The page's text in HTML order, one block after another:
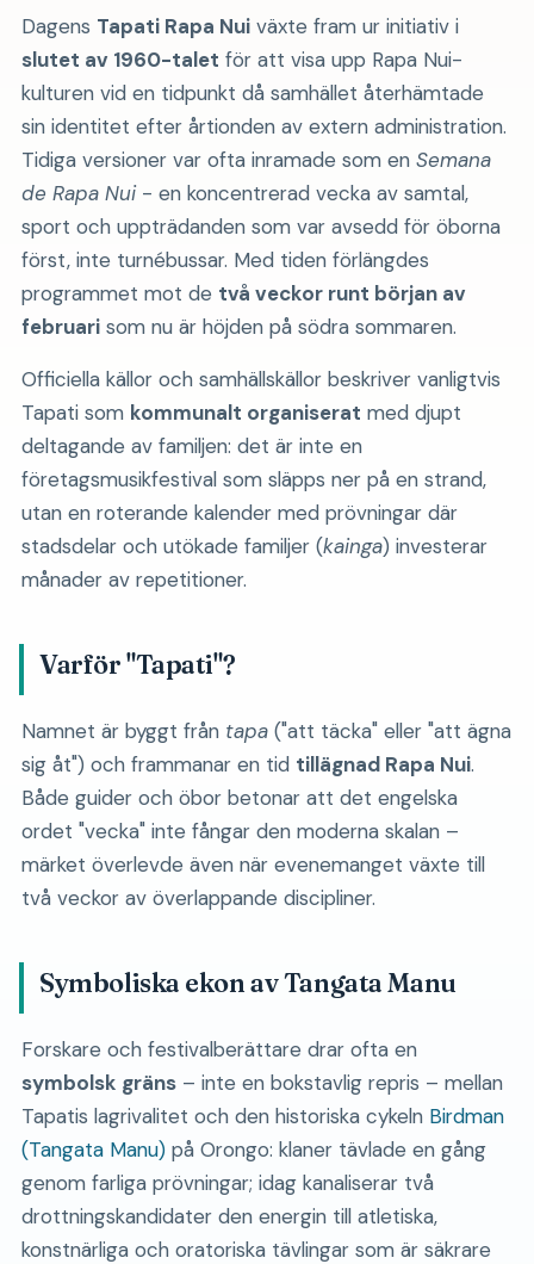
Dagens Tapati Rapa Nuiväxte fram ur initiativ i
slutet av 1960-talet för att visa upp Rapa Nui-
kulturen vid en tidpunkt då samhället återhämtade
sin identitet efter årtionden av extern administration.
Tidiga versioner var ofta inramade som en Semana
de Rapa Nui- en koncentrerad vecka av samtal,
sport och uppträdanden som var avsedd för öborna
först, inte turnébussar. Med tiden förlängdes
programmet mot de två veckor runt början av
februarisom nu är höjden på södra sommaren.
Officiella källor och samhällskällor beskriver vanligtvis
Tapati som kommunalt organiserat med djupt
deltagande av familjen: det är inte en
företagsmusikfestival som släpps ner på en strand,
utan en roterande kalender med prövningar där
stadsdelar och utökade familjer (kainga) investerar
månader av repetitioner.
Varför "Tapati"?
Namnet är byggt från tapa("att täcka" eller "att ägna
sig åt") och frammanar en tid tillägnad Rapa Nui.
Både guider och öbor betonar att det engelska
ordet "vecka" inte fångar den moderna skalan –
märket överlevde även när evenemanget växte till
två veckor av överlappande discipliner.
Symboliska ekon av Tangata Manu
Forskare och festivalberättare drar ofta en
symbolsk gräns– inte en bokstavlig repris – mellan
Tapatis lagrivalitet och den historiska cykeln Birdman
(Tangata Manu)på Orongo: klaner tävlade en gång
genom farliga prövningar; idag kanaliserar två
drottningskandidater den energin till atletiska,
konstnärliga och oratoriska tävlingar som är säkrare